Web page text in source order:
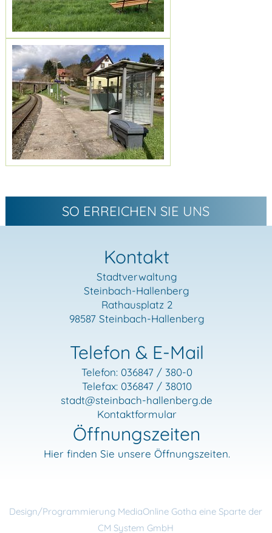
SO ERREICHEN SIE UNS
Kontakt
Stadtverwaltung
Steinbach-Hallenberg
Rathausplatz 2
98587 Steinbach-Hallenberg
Telefon & E-Mail
Telefon: 036847 / 380-0
Telefax: 036847 / 38010
stadt@steinbach-hallenberg.de
Kontaktformular
Öffnungszeiten
Hier finden Sie unsere Öffnungszeiten.
Design/Programmierung MediaOnline Gotha eine Sparte der
CM System GmbH